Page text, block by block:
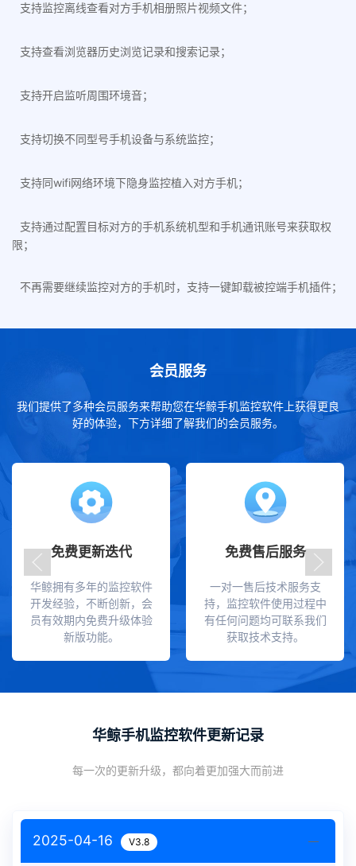
支持监控离线查看对方手机相册照片视频文件；
支持查看浏览器历史浏览记录和搜索记录；
支持开启监听周围环境音；
支持切换不同型号手机设备与系统监控；
支持同wifi网络环境下隐身监控植入对方手机；
支持通过配置目标对方的手机系统机型和手机通讯账号来获取权
限；
不再需要继续监控对方的手机时，支持一键卸载被控端手机插件；
会员服务
我们提供了多种会员服务来帮助您在华鲸手机监控软件上获得更良
好的体验，下方详细了解我们的会员服务。
免费更新迭代
华鲸拥有多年的监控软件
开发经验，不断创新，会
员有效期内免费升级体验
新版功能。
免费售后服务
一对一售后技术服务支
持，监控软件使用过程中
有任何问题均可联系我们
获取技术支持。
华鲸手机监控软件更新记录
每一次的更新升级，都向着更加强大而前进
2025-04-16 V3.8